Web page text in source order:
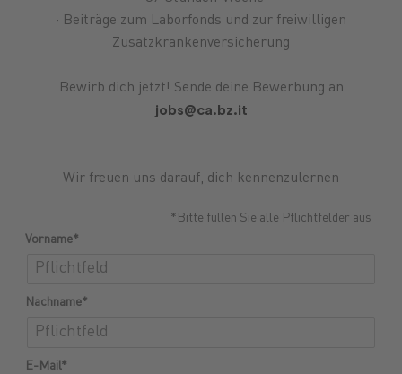
· Beiträge zum Laborfonds und zur freiwilligen
Zusatzkrankenversicherung
Bewirb dich jetzt! Sende deine Bewerbung an
jobs@ca.bz.it
Wir freuen uns darauf, dich kennenzulernen
*Bitte füllen Sie alle Pflichtfelder aus
Vorname*
Nachname*
E-Mail*